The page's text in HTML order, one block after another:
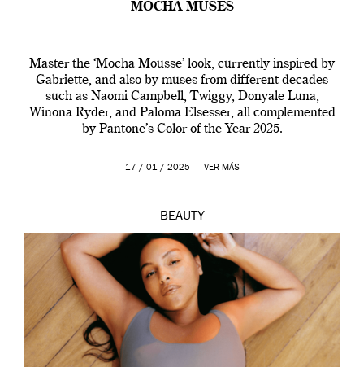
MOCHA MUSES
Master the ‘Mocha Mousse’ look, currently inspired by
Gabriette, and also by muses from different decades
such as Naomi Campbell, Twiggy, Donyale Luna,
Winona Ryder, and Paloma Elsesser, all complemented
by Pantone’s Color of the Year 2025.
17 / 01 / 2025 — VER MÁS
BEAUTY